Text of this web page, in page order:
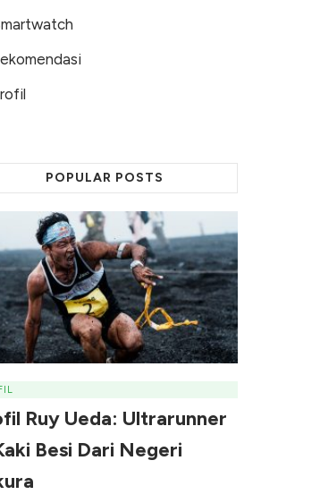
POPULAR POSTS
Ruy Ueda: Ultrarunner
Besi Dari Negeri